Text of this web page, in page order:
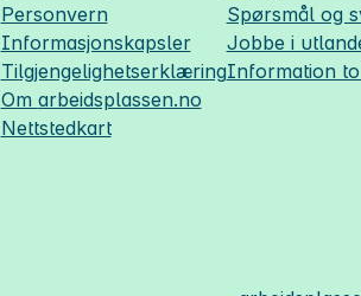
Personvern
Informasjonskapsler
Tilgjengelighetserklæring
Om arbeidsplassen.no
Nettstedkart
Spørsmål og
Jobbe i
Information